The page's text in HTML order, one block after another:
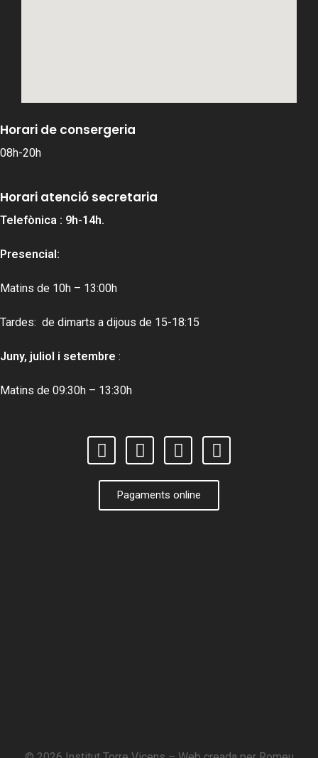
Horari de consergeria
08h-20h
Horari atenció secretaria
Telefònica : 9h-14h.
Presencial:
Matins de 10h – 13:00h
Tardes: de dimarts a dijous de 15-18:15
Juny, juliol i setembre :
Matins de 09:30h – 13:30h
Pagaments online